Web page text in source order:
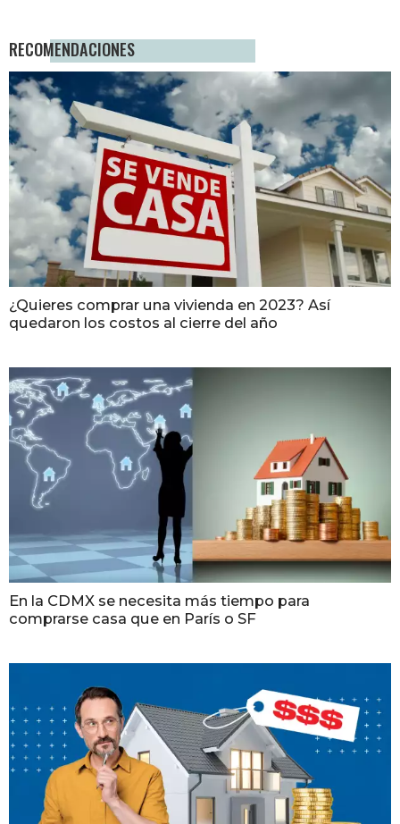
RECOMENDACIONES
¿Quieres comprar una vivienda en 2023? Así
quedaron los costos al cierre del año
En la CDMX se necesita más tiempo para
comprarse casa que en París o SF